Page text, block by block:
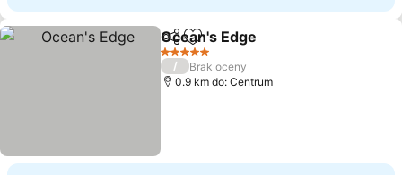
Udostępnij
Dodaj do ulubionych
Ocean's Edge
5 Kategoria
/
Brak oceny
0.9 km do: Centrum